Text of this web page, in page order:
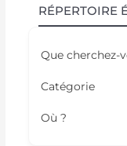
RÉPERTOIRE
Que cherchez-
Catégorie
Où ?